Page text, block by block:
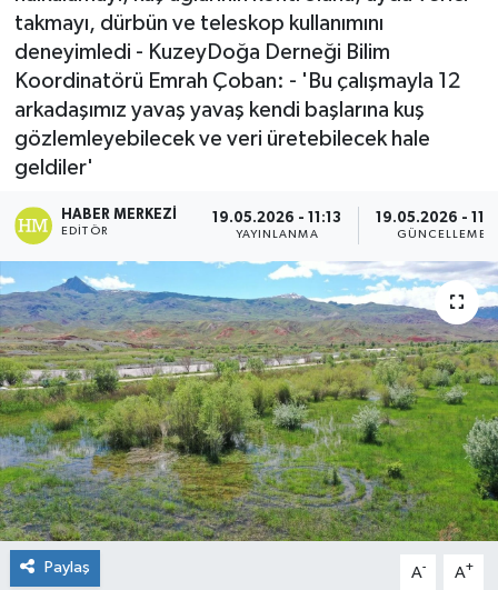
takmayı, dürbün ve teleskop kullanımını
deneyimledi - KuzeyDoğa Derneği Bilim
Koordinatörü Emrah Çoban: - 'Bu çalışmayla 12
arkadaşımız yavaş yavaş kendi başlarına kuş
gözlemleyebilecek ve veri üretebilecek hale
geldiler'
HABER MERKEZI
EDITÖR
19.05.2026 - 11:13
YAYINLANMA
19.05.2026 -
GÜNCELLEME
Paylaş A- A+